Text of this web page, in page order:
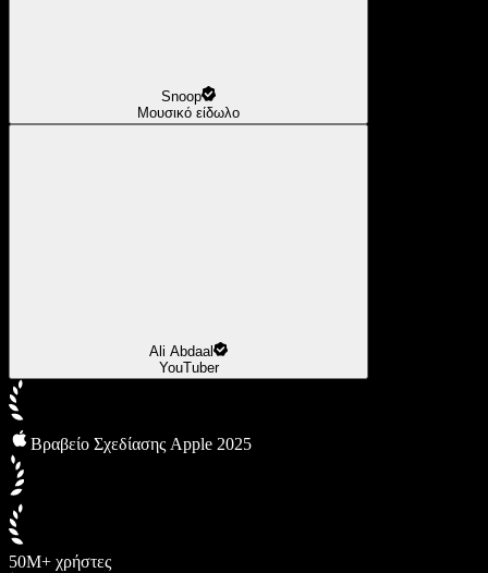
Snoop
Μουσικό είδωλο
Ali Abdaal
YouTuber
Βραβείο Σχεδίασης Apple 2025
50M+ χρήστες